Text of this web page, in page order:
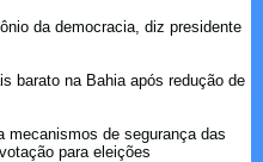
da democracia, diz presidente
barato na Bahia após redução de
mecanismos de segurança das
para eleições